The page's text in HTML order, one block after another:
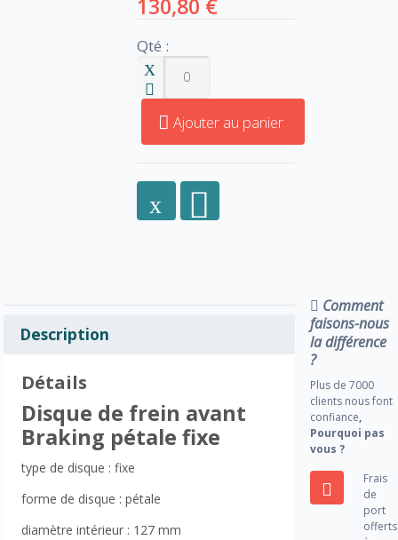
130,80 €
Qté :
Ajouter au panier
Description
Détails
Disque de frein avant
Braking pétale fixe
type de disque : fixe
forme de disque : pétale
diamètre intérieur : 127 mm
Comment
faisons-nous
la différence
?
Plus de 7000
clients nous font
confiance,
Pourquoi pas
vous ?
Frais
de
port
offerts